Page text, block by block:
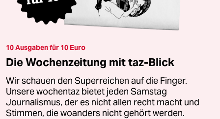
10 Ausgaben für 10 Euro
Die Wochenzeitung mit taz-Blick
Wir schauen den Superreichen auf die Finger.
Unsere wochentaz bietet jeden Samstag
Journalismus, der es nicht allen recht macht und
Stimmen, die woanders nicht gehört werden.